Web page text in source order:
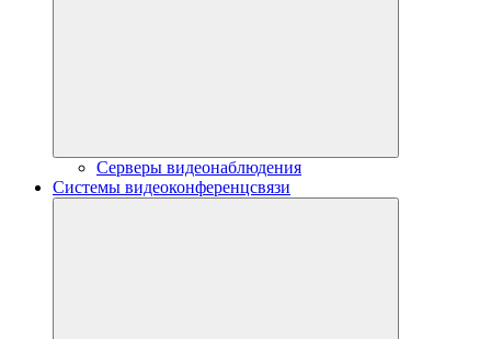
Серверы видеонаблюдения
Системы видеоконференцсвязи